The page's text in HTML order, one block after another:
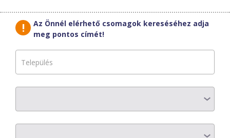
vissza a szolgáltatásokhoz
Giganet
AZ ELŐFIZETÉS RÉSZLETEI
Az Önnél elérhető csomagok kereséséhez adja
meg pontos címét!